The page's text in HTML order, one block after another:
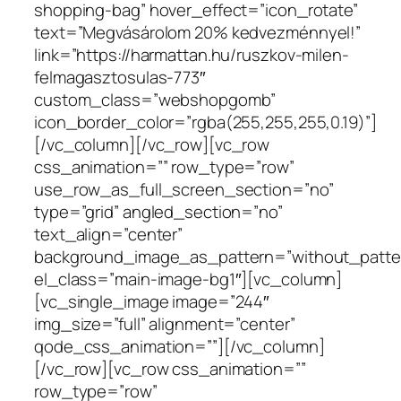
shopping-bag” hover_effect=”icon_rotate”
text=”Megvásárolom 20% kedvezménnyel!”
link=”https://harmattan.hu/ruszkov-milen-
felmagasztosulas-773″
custom_class=”webshopgomb”
icon_border_color=”rgba(255,255,255,0.19)”]
[/vc_column][/vc_row][vc_row
css_animation=”” row_type=”row”
use_row_as_full_screen_section=”no”
type=”grid” angled_section=”no”
text_align=”center”
el_class=”main-image-bg1″][vc_column]
[vc_single_image image=”244″
img_size=”full” alignment=”center”
qode_css_animation=””][/vc_column]
[/vc_row][vc_row css_animation=””
row_type=”row”